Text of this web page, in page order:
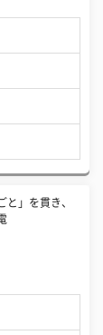
と」を貫き、